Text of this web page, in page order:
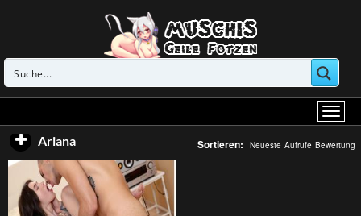
Ariana Sortieren: Neueste Aufrufe Bewertung